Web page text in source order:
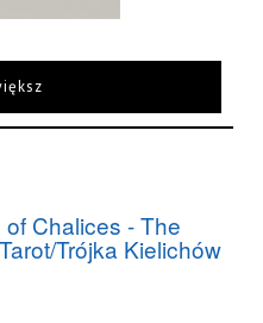
Chalices - The
Trójka Kielichów